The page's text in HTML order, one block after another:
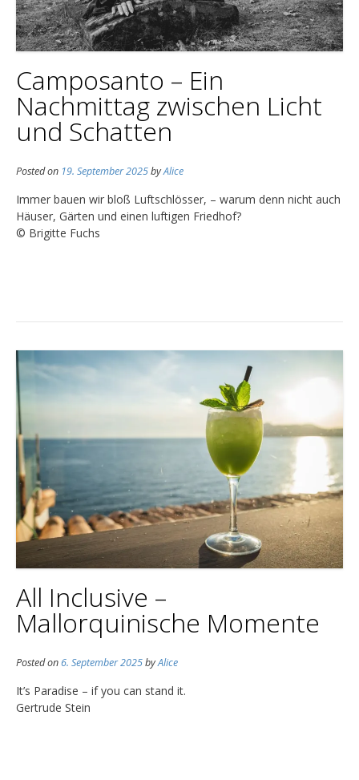
Camposanto – Ein
Nachmittag zwischen Licht
und Schatten
Posted on 19. September 2025byAlice
Immer bauen wir bloß Luftschlösser, – warum denn nicht auch
Häuser, Gärten und einen luftigen Friedhof?
© Brigitte Fuchs
All Inclusive –
Mallorquinische Momente
Posted on6. September 2025byAlice
It’s Paradise – if you can stand it.
Gertrude Stein